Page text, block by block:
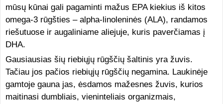
mūsų kūnai gali pagaminti mažus EPA kiekius iš kitos
omega-3 rūgšties – alpha-linoleninės (ALA), randamos
riešutuose ir augaliniame aliejuje, kuris paverčiamas į
DHA.
Gausiausias šių riebiųjų rūgščių šaltinis yra žuvis.
Tačiau jos pačios riebiųjų rūgščių negamina. Laukinėje
gamtoje gauna jas, ėsdamos mažesnes žuvis, kurios
maitinasi dumbliais, vieninteliais organizmais,